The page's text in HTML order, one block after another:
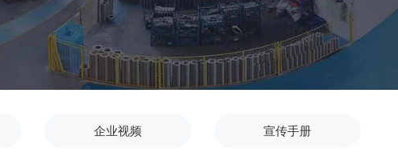
企业视频 宣传手册